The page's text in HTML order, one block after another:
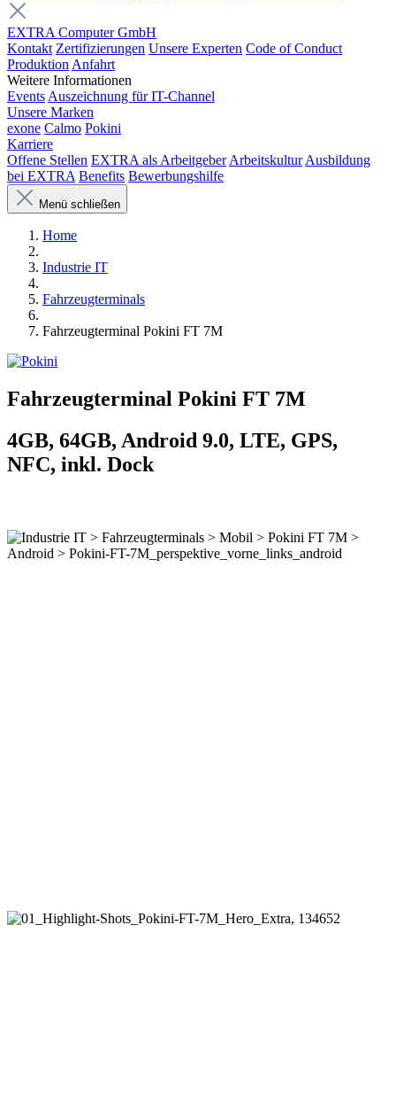
EXTRA Computer GmbH
Kontakt Zertifizierungen Unsere Experten Code of Conduct
Produktion Anfahrt
Weitere Informationen
Events Auszeichnung für IT-Channel
Unsere Marken
exone Calmo Pokini
Karriere
Offene Stellen EXTRA als Arbeitgeber Arbeitskultur Ausbildung
bei EXTRA Benefits Bewerbungshilfe
Menü schließen
Home
Industrie IT
Fahrzeugterminals
Fahrzeugterminal Pokini FT 7M
Fahrzeugterminal Pokini FT 7M
4GB, 64GB, Android 9.0, LTE, GPS,
NFC, inkl. Dock